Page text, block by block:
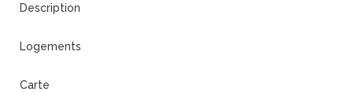
Description
Logements
Carte